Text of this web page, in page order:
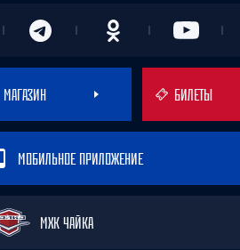
МАГАЗИН БИЛЕТЫ
МОБИЛЬНОЕ ПРИЛОЖЕНИЕ
МХК ЧАЙКА